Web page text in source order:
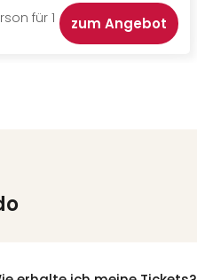
für 1
zum Angebot